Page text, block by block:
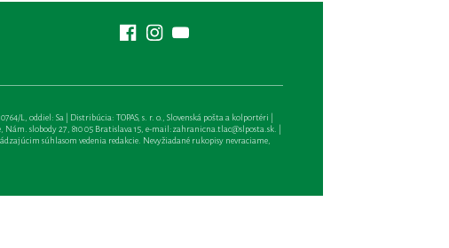
L, oddiel: Sa | Distribúcia: TOPAS, s. r. o., Slovenská pošta a kolportéri |
slobody 27, 810 05 Bratislava 15, e-mail:zahranicna.tlac@slposta.sk. |
súhlasom vedenia redakcie. Nevyžiadané rukopisy nevraciame,